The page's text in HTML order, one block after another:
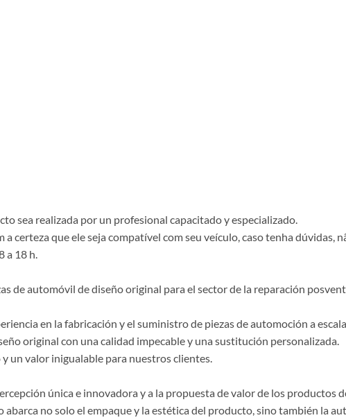
sea realizada por un profesional capacitado y especializado.
certeza que ele seja compatível com seu veículo, caso tenha dúvidas,
a 18 h.
de automóvil de diseño original para el sector de la reparación
en la fabricación y el suministro de piezas de automoción a
original con una calidad impecable y una sustitución personalizada.
un valor inigualable para nuestros clientes.
única e innovadora y a la propuesta de valor de los productos
no solo el empaque y la estética del producto, sino también la